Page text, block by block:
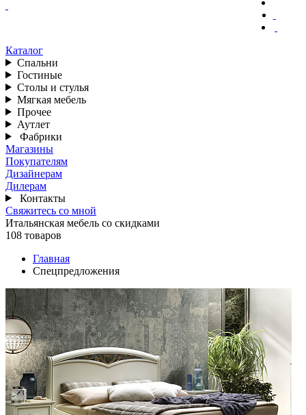
Каталог
Спальни
Гостиные
Столы и стулья
Мягкая мебель
Прочее
Аутлет
Фабрики
Магазины
Покупателям
Дизайнерам
Дилерам
Контакты
Свяжитесь со мной
Итальянская мебель со скидками
108 товаров
Главная
Спецпредложения